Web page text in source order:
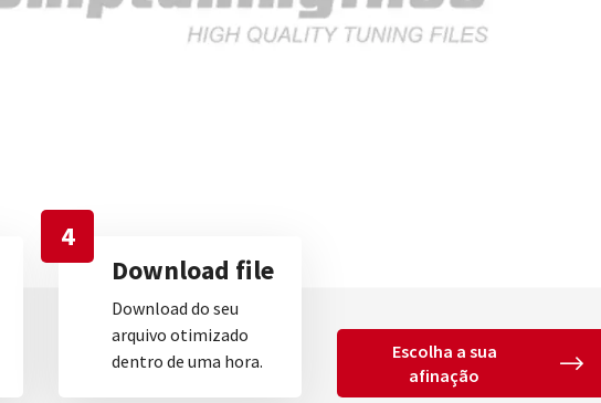
4
Download file
Download do seu
arquivo otimizado
dentro de uma hora.
Escolha a sua
afinação